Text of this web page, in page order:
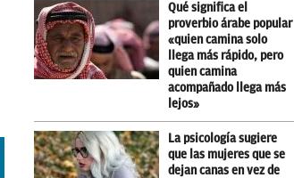
Qué significa el
proverbio árabe popular
«quien camina solo
llega más rápido, pero
quien camina
acompañado llega más
lejos»
La psicología sugiere
que las mujeres que se
dejan canas en vez de